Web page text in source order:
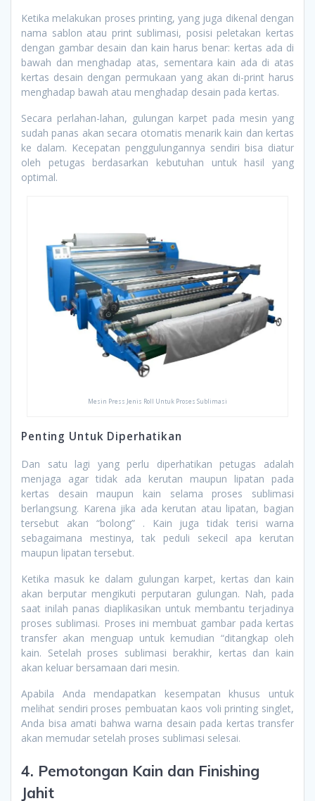
Ketika melakukan proses printing, yang juga dikenal dengan
nama sablon atau print sublimasi, posisi peletakan kertas
dengan gambar desain dan kain harus benar: kertas ada di
bawah dan menghadap atas, sementara kain ada di atas
kertas desain dengan permukaan yang akan di-print harus
menghadap bawah atau menghadap desain pada kertas.
Secara perlahan-lahan, gulungan karpet pada mesin yang
sudah panas akan secara otomatis menarik kain dan kertas
ke dalam. Kecepatan penggulungannya sendiri bisa diatur
oleh petugas berdasarkan kebutuhan untuk hasil yang
optimal.
Mesin Press Jenis Roll Untuk Proses Sublimasi
Penting Untuk Diperhatikan
Dan satu lagi yang perlu diperhatikan petugas adalah
menjaga agar tidak ada kerutan maupun lipatan pada
kertas desain maupun kain selama proses sublimasi
berlangsung. Karena jika ada kerutan atau lipatan, bagian
tersebut akan “bolong” . Kain juga tidak terisi warna
sebagaimana mestinya, tak peduli sekecil apa kerutan
maupun lipatan tersebut.
Ketika masuk ke dalam gulungan karpet, kertas dan kain
akan berputar mengikuti perputaran gulungan. Nah, pada
saat inilah panas diaplikasikan untuk membantu terjadinya
proses sublimasi. Proses ini membuat gambar pada kertas
transfer akan menguap untuk kemudian “ditangkap oleh
kain. Setelah proses sublimasi berakhir, kertas dan kain
akan keluar bersamaan dari mesin.
Apabila Anda mendapatkan kesempatan khusus untuk
melihat sendiri proses pembuatan kaos voli printing singlet,
Anda bisa amati bahwa warna desain pada kertas transfer
akan memudar setelah proses sublimasi selesai.
4. Pemotongan Kain dan Finishing
Jahit